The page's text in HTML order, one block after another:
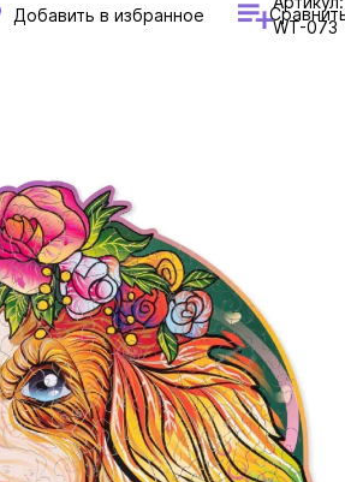
Добавить в избранное
WT-073